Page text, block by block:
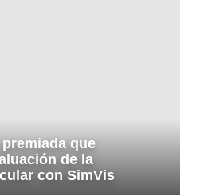
que
de la
con SimVis